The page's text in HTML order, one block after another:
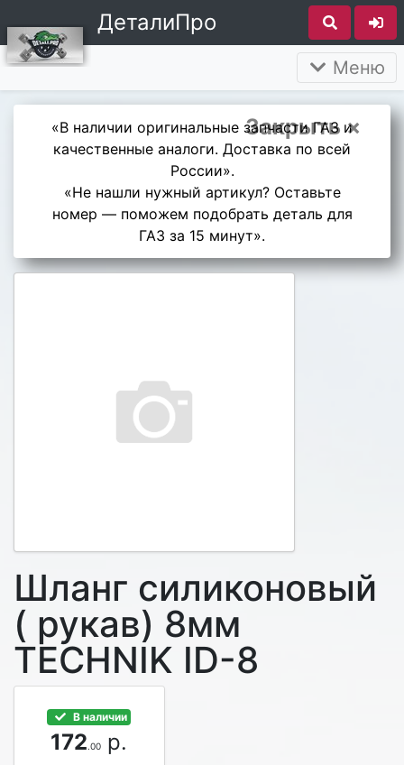
ДеталиПро
Меню
Закрыть ×
«В наличии оригинальные запчасти ГАЗ и
качественные аналоги. Доставка по всей
России».
«Не нашли нужный артикул? Оставьте
номер — поможем подобрать деталь для
ГАЗ за 15 минут».
Шланг силиконовый
( рукав) 8мм
TECHNIK ID-8
В наличии
172.00 р.